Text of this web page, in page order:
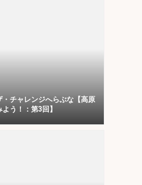
・チャレンジへらぶな【高原
う！：第3回】